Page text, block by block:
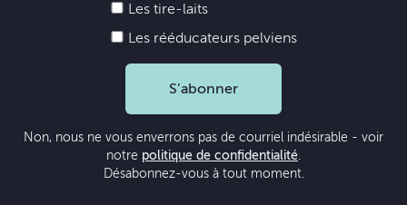
Les tire-laits
Les rééducateurs pelviens
S’abonner
Non, nous ne vous enverrons pas de courriel indésirable - voir
notre politique de confidentialité.
Désabonnez-vous à tout moment.